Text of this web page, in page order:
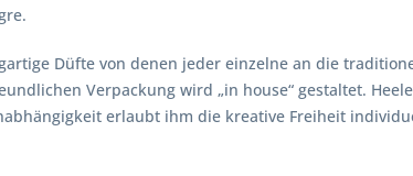
Düfte von denen jeder einzelne an die
Verpackung wird „in house“ gestaltet.
erlaubt ihm die kreative Freiheit